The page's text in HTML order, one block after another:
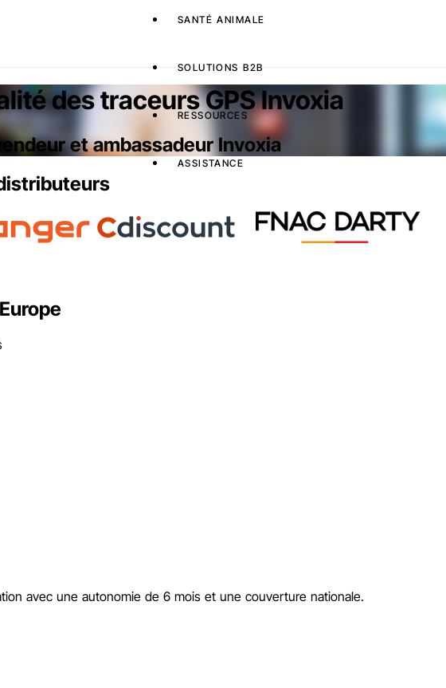
SANTÉ ANIMALE
SOLUTIONS B2B
RESSOURCES
ASSISTANCE
des traceurs GPS Invoxia
et ambassadeur Invoxia
avec une autonomie de 6 mois et une couverture nationale.